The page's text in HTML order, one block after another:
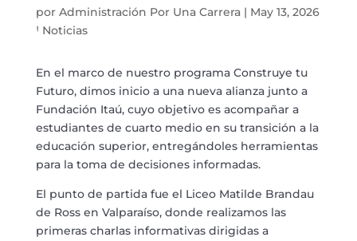
por Administración Por Una Carrera| May 13, 2026
| Noticias
En el marco de nuestro programa Construye tu
Futuro, dimos inicio a una nueva alianza junto a
Fundación Itaú, cuyo objetivo es acompañar a
estudiantes de cuarto medio en su transición a la
educación superior, entregándoles herramientas
para la toma de decisiones informadas.
El punto de partida fue el Liceo Matilde Brandau
de Ross en Valparaíso, donde realizamos las
primeras charlas informativas dirigidas a